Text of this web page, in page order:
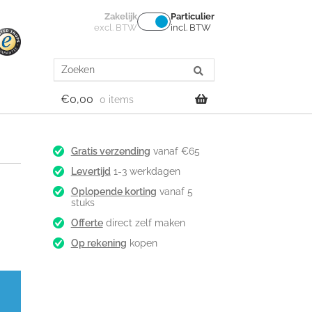
Zakelijk
excl. BTW
Particulier
incl. BTW
Search
for:
€0,00 0 items
Gratis verzending vanaf €65
Levertijd 1-3 werkdagen
Oplopende korting vanaf 5
stuks
Offertedirect zelf maken
Op rekening kopen